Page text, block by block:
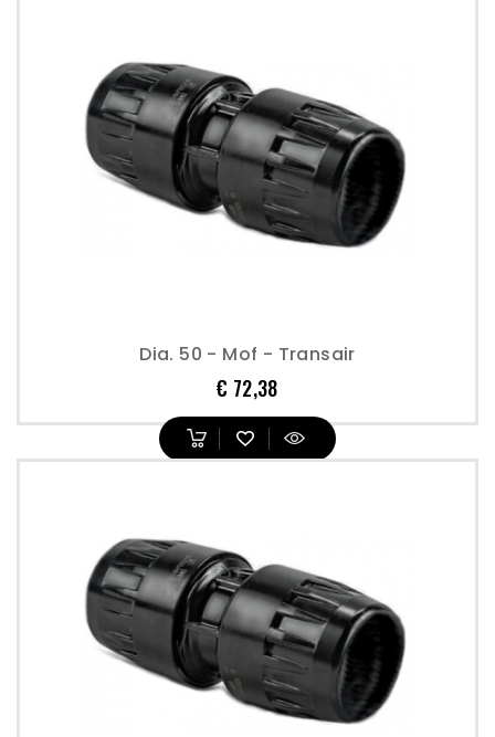
Dia. 50 - Mof - Transair
€ 72,38Prijs